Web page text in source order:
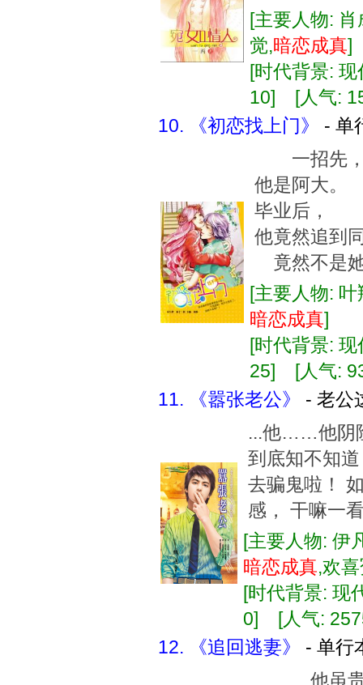
[主要人物:
觉,暗恋成真
[时代背景:
10] [人气:
10. 《初恋找上门》
- 单
一招先
他是阿大
毕业后，
他竟然追
竟然不是
[主要人物:
暗恋成真]
[时代背景:
25] [人气:
11. 《嚣张老公》
- 老公
...他……他阴
到底知不知
去骗鬼啦！
感， 干嘛一
[主要人物:
暗恋成真,欢
[时代背景:
0] [人气:
12. 《追回逃妻》
- 单行
... 他虽